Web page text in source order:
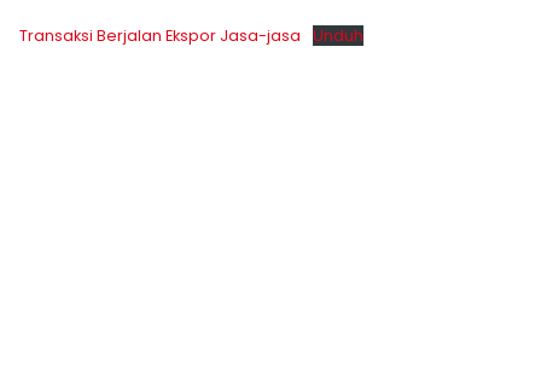
Transaksi Berjalan Ekspor Jasa-jasa Unduh